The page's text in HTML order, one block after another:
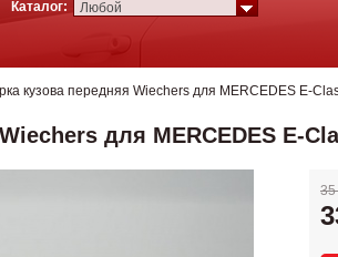
Каталог: Любой
кузова передняя Wiechers для MERCEDES E-
для MERCEDES E-